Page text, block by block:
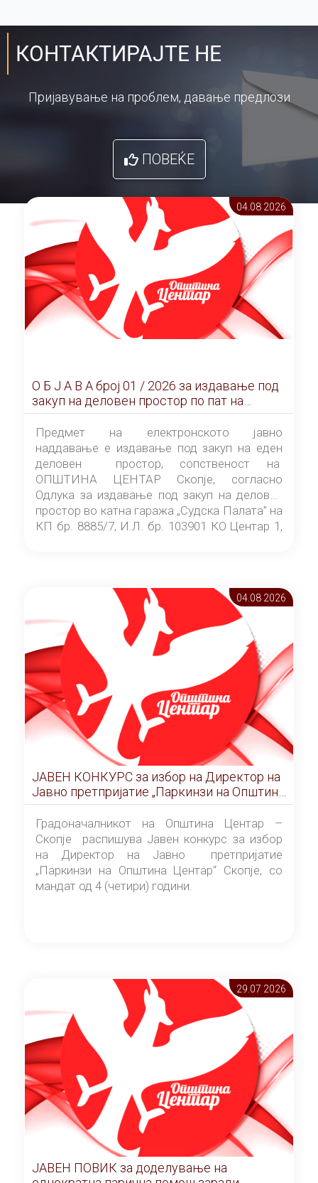
КОНТАКТИРАЈТЕ НЕ
Пријавување на проблем, давање предлози
ПОВЕЌЕ
04.08 2026
О Б Ј А В А брoj 01 / 2026 за издавање под
закуп на деловен простор по пат на
ЕЛЕКТРОНСКО ЈАВНО НАДДАВАЊЕ
Предмет на електронското јавно
наддавање е издавање под закуп на еден
деловен простор, сопственост на
ОПШТИНА ЦЕНТАР Скопје, согласно
Одлука за издавање под закуп на деловен
простор во катна гаража „Судска Палата” на
КП бр. 8885/7, И.Л. бр. 103901 КО Центар 1,
Скопје” број 9/2026), за времетраење од 3
(три) години од денот на потпишувањето на
Договорот за закуп со најповолниот
понудувач.
04.08 2026
ЈАВЕН КОНКУРС за избор на Директор на
Јавно претпријатие „Паркинзи на Општина
Центар“ – Скопје
Градоначалникот на Општина Центар –
Скопје распишува Јавен конкурс за избор
на Директор на Јавно претпријатие
„Паркинзи на Општина Центар“ Скопје, со
мандат од 4 (четири) години.
29.07 2026
ЈАВЕН ПОВИК за доделување на